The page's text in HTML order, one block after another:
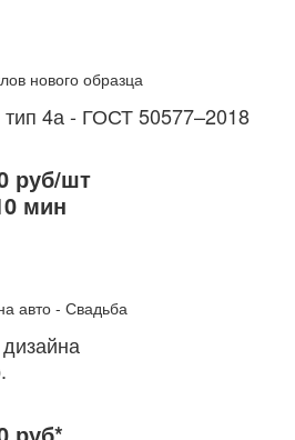
4а - ГОСТ 50577–2018
руб/шт
мин